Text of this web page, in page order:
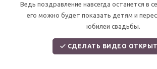
Ведь поздравление навсегда останется в
его можно будет показать детям и
юбилеи свадьбы.
СДЕЛАТЬ ВИДЕО